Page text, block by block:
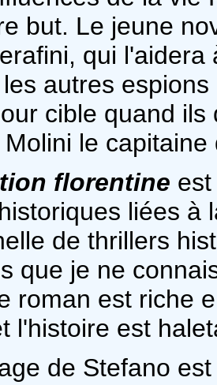
but. Le jeune
qui
autres
cible quand
le
florentine
liées à
de thrillers
que je ne
roman est riche
l'histoire est
de Stefano